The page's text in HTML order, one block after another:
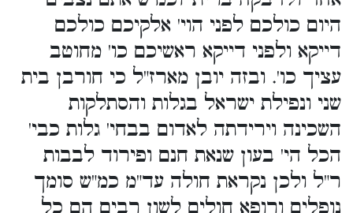
היום כולכם לפני הוי' אלקיכם כולכם
דייקא ולפני דייקא ראשיכם כו' מחוטב
עציך כו'. ובזה יובן מארז"ל כי חורבן בית
שני ונפילת ישראל בגלות והסתלקות
השכינה וירידתה לאדום בבחי' גלות כבי'
הכל הי' בעון שנאת חנם ופירוד לבבות
ר"ל ולכן נקראת חולה עד"מ כמ"ש סומך
נופלים ורופא חולים לשון רבים הם כל